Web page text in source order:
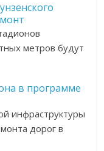
метров будут
в программе
инфраструктуры
дорог в